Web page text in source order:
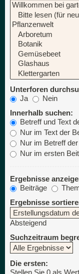
Unterforen
Ja
Nein
Innerhalb suchen:
Betreff und Text
Nur im Text der
Nur im Betreff
Nur im ersten
Ergebnisse
Beiträge
Ergebnisse
Absteigend
Suchzeitraum
Die ersten: